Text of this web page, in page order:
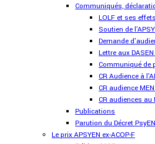
Communiqués,
LOLF et ses
Soutien de
Demande
Lettre aux
Communiqué de
CR Audience à
CR audience
CR audiences
Publications
Parution du Décret PsyEN
Le prix APSYEN ex-ACOP-F